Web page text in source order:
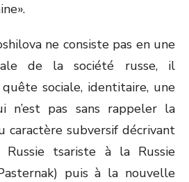
ne consiste pas en une
de la société russe, il
quête sociale, identitaire, une
pas sans rappeler la
caractère subversif décrivant
tsariste à la Russie
puis à la nouvelle